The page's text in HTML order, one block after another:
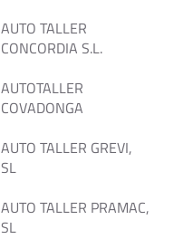
AUTO TALLER
CONCORDIA S.L.
AUTOTALLER
COVADONGA
AUTO TALLER GREVI,
SL
AUTO TALLER PRAMAC,
SL